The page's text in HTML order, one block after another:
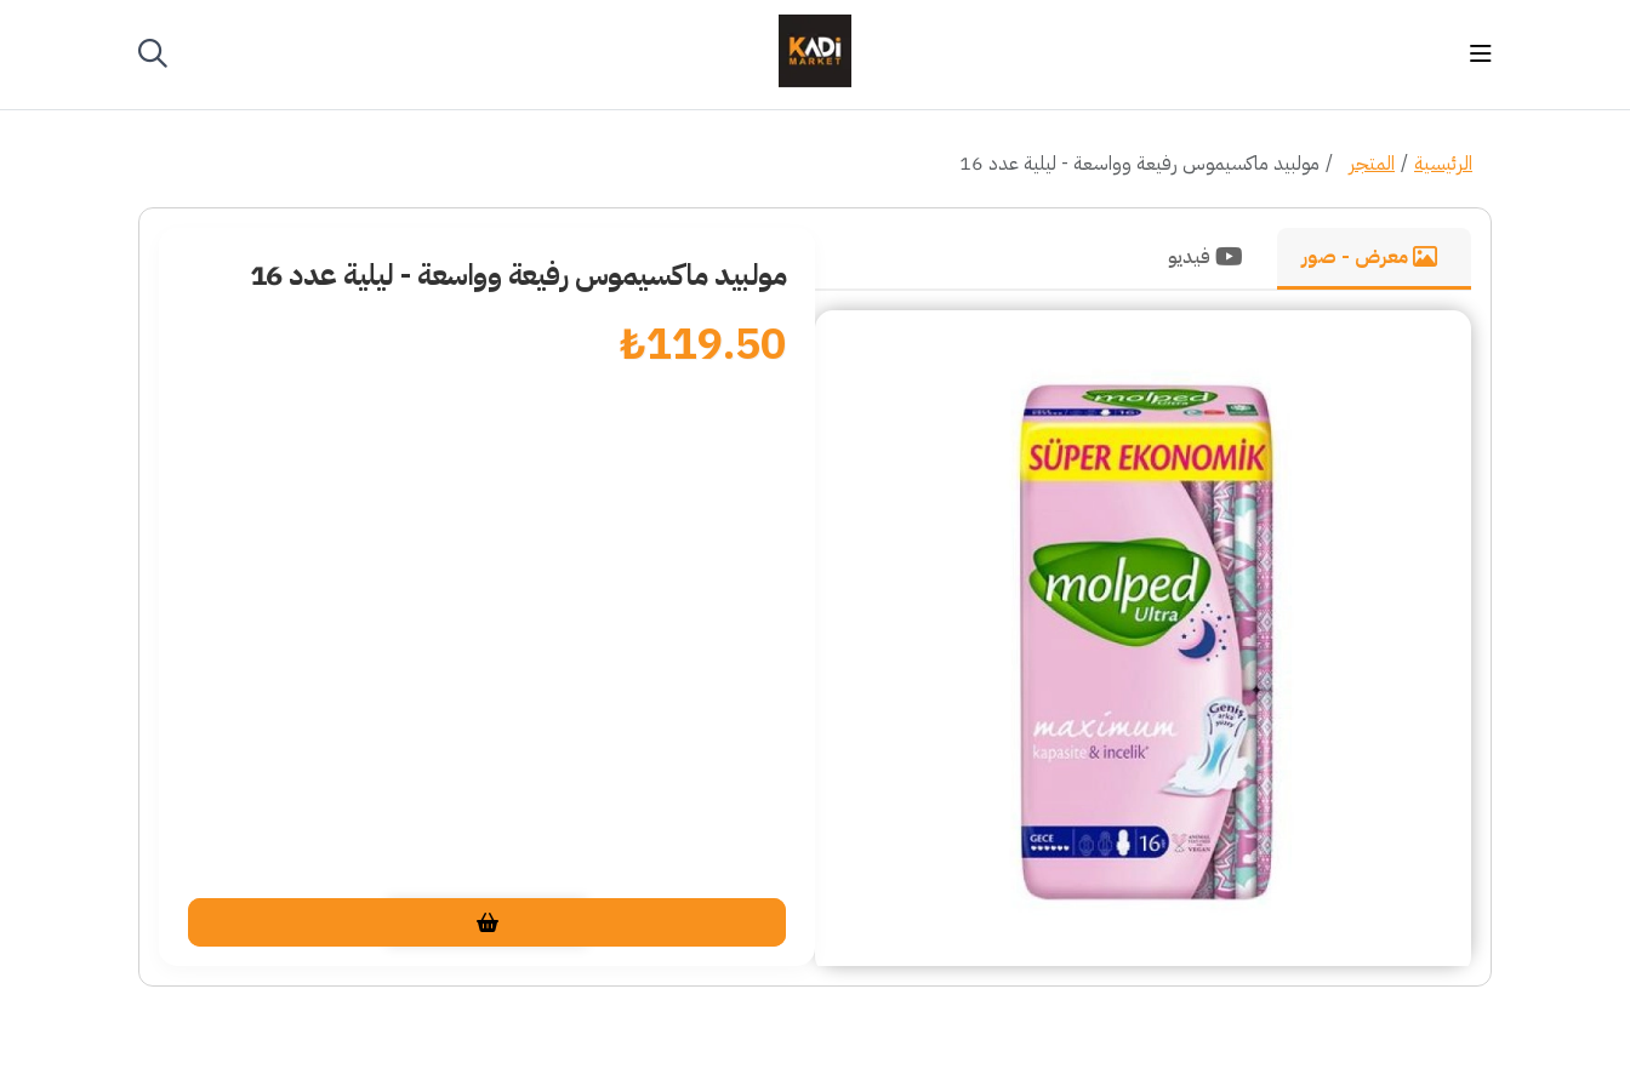
الرئيسية المتجر مولبيد ماكسيموس رفيعة وواسعة - ليلية عدد 16
معرض - صور فيديو مولبيد ماكسيموس رفيعة وواسعة - ليلية عدد 16
119.50
₺